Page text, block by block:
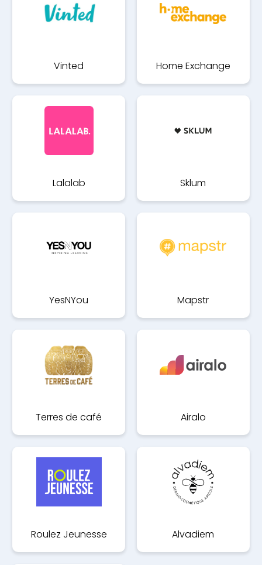
Vinted Home Exchange
Lalalab Sklum
YesNYou Mapstr
Terres de café Airalo
Roulez Jeunesse Alvadiem